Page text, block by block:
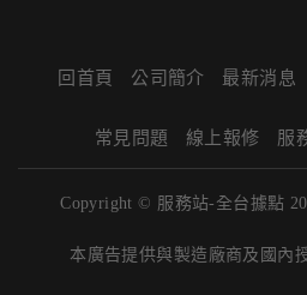
回首頁 公司簡介 最新消息
常見問題 線上報修 服
Copyright © 服務站-全台據點
本廣告提供與製造廠商及國內